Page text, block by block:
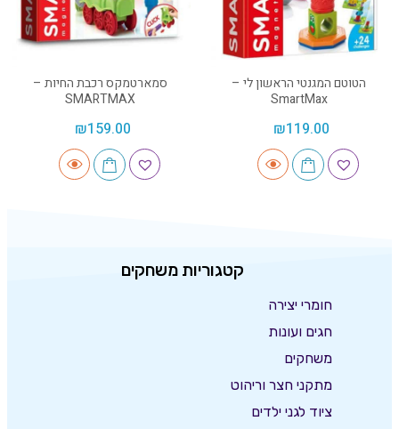
הטוטם המגנטי הראשון לי –
SmartMax
₪119.00
סמארטמקס רכבת החיות –
SMARTMAX
₪159.00
קטגוריות משחקים
חומרי יצירה
חגים ועונות
משחקים
מתקני חצר וריהוט
ציוד לגני ילדים